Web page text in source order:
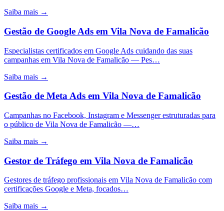
Saiba mais →
Gestão de Google Ads em Vila Nova de Famalicão
Especialistas certificados em Google Ads cuidando das suas
campanhas em Vila Nova de Famalicão — Pes…
Saiba mais →
Gestão de Meta Ads em Vila Nova de Famalicão
Campanhas no Facebook, Instagram e Messenger estruturadas para
o público de Vila Nova de Famalicão —…
Saiba mais →
Gestor de Tráfego em Vila Nova de Famalicão
Gestores de tráfego profissionais em Vila Nova de Famalicão com
certificações Google e Meta, focados…
Saiba mais →